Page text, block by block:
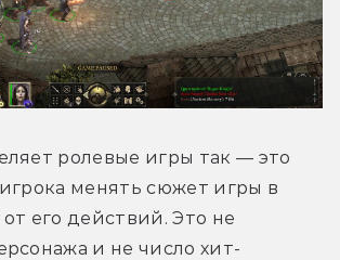
ролевые игры так — это
менять сюжет игры в
его действий. Это не
и не число хит-